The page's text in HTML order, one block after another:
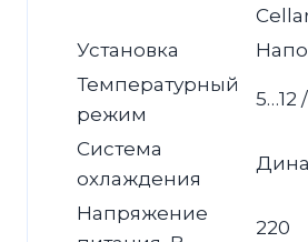
Установка
Температурный
режим
5…12
Система
охлаждения
Напряжение
220